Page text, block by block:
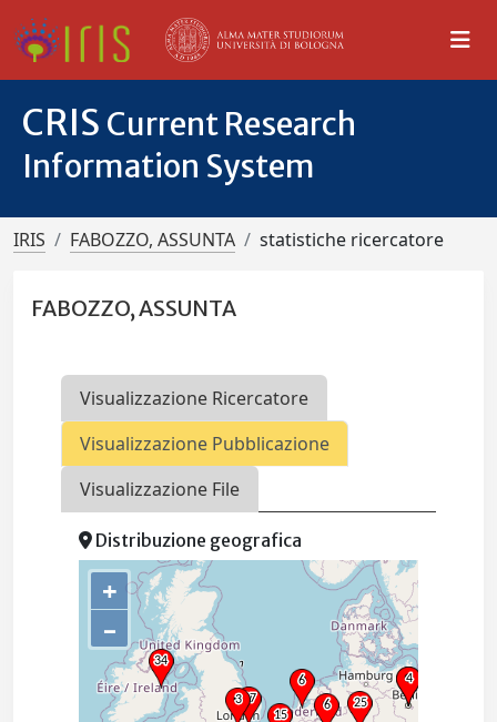
CRIS Current Research
Information System
IRIS FABOZZO, ASSUNTA statistiche ricercatore
FABOZZO, ASSUNTA
Visualizzazione Ricercatore
Visualizzazione Pubblicazione
Visualizzazione File
Distribuzione geografica
+
–